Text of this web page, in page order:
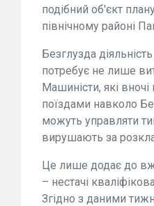
подібний об'єкт
північному районі
Безглузда
потребує не лише
Машиністи, які
поїздами навколо
можуть управляти
вирушають за
Це лише додає до
– нестачі
Згідно з даними